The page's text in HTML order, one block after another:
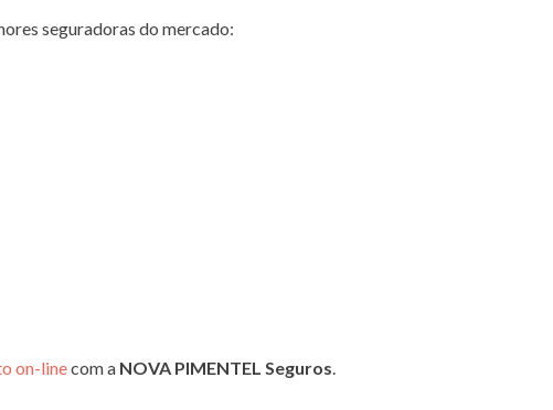
seguradoras do mercado:
on-linecom a NOVA PIMENTEL Seguros.